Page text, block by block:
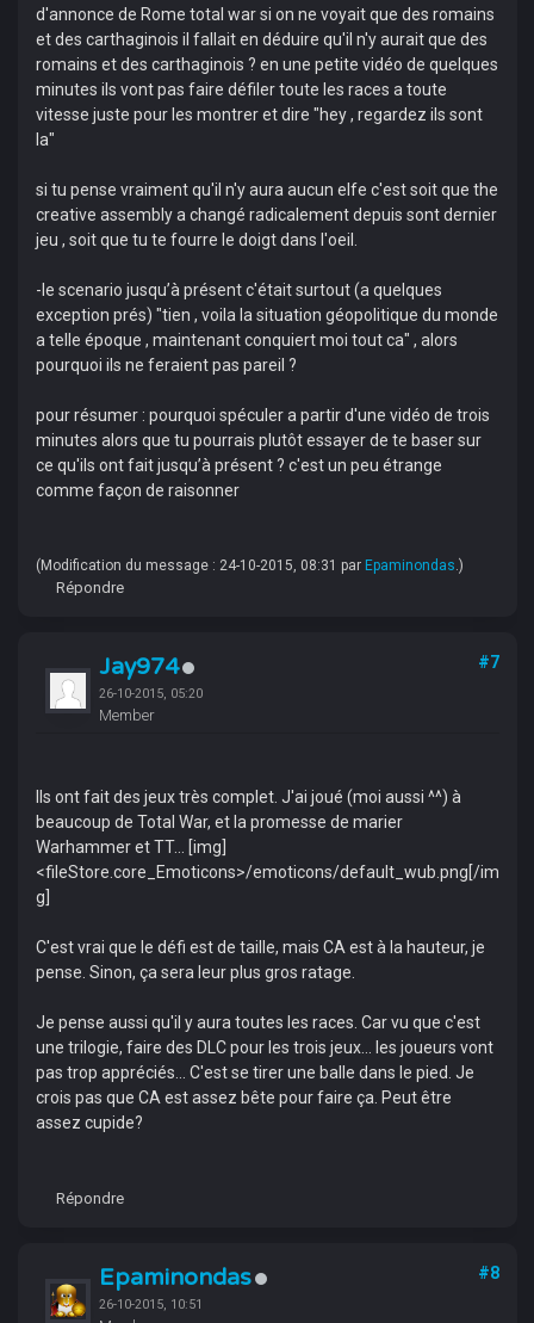
d'annonce de Rome total war si on ne voyait que des romains
et des carthaginois il fallait en déduire qu'il n'y aurait que des
romains et des carthaginois ? en une petite vidéo de quelques
minutes ils vont pas faire défiler toute les races a toute
vitesse juste pour les montrer et dire "hey , regardez ils sont
la"
si tu pense vraiment qu'il n'y aura aucun elfe c'est soit que the
creative assembly a changé radicalement depuis sont dernier
jeu , soit que tu te fourre le doigt dans l'oeil.
-le scenario jusqu’à présent c'était surtout (a quelques
exception prés) "tien , voila la situation géopolitique du monde
a telle époque , maintenant conquiert moi tout ca" , alors
pourquoi ils ne feraient pas pareil ?
pour résumer : pourquoi spéculer a partir d'une vidéo de trois
minutes alors que tu pourrais plutôt essayer de te baser sur
ce qu'ils ont fait jusqu’à présent ? c'est un peu étrange
comme façon de raisonner
(Modification du message : 24-10-2015, 08:31 par Epaminondas.)
Répondre
Jay974
26-10-2015, 05:20
Member
#7
Ils ont fait des jeux très complet. J'ai joué (moi aussi ^^) à
beaucoup de Total War, et la promesse de marier
Warhammer et TT... [img]
<fileStore.core_Emoticons>/emoticons/default_wub.png[/im
g]
C'est vrai que le défi est de taille, mais CA est à la hauteur, je
pense. Sinon, ça sera leur plus gros ratage.
Je pense aussi qu'il y aura toutes les races. Car vu que c'est
une trilogie, faire des DLC pour les trois jeux... les joueurs vont
pas trop appréciés... C'est se tirer une balle dans le pied. Je
crois pas que CA est assez bête pour faire ça. Peut être
assez cupide?
Répondre
Epaminondas
26-10-2015, 10:51
#8